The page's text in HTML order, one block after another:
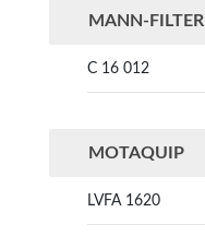
MANN-FILTER
C 16 012
MOTAQUIP
LVFA 1620